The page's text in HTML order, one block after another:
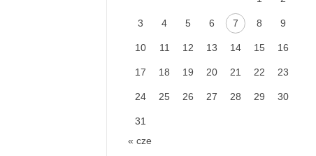
3 4 5 6 7 8 9
10 11 12 13 14 15 16
17 18 19 20 21 22 23
24 25 26 27 28 29 30
31
« cze